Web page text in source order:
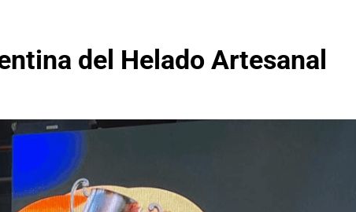
del Helado Artesanal